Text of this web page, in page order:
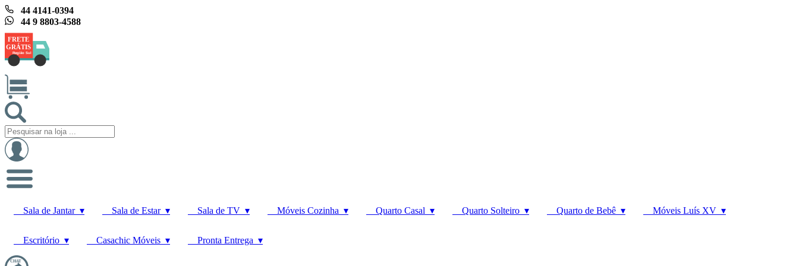
44 4141-0394
44 9 8803-4588
FRETE
GRÁTIS
Região Sul
Sala de Jantar ▾ Sala de Estar ▾ Sala de TV ▾ Móveis Cozinha ▾ Quarto Casal ▾ Quarto Solteiro ▾ Quarto de Bebê ▾ Móveis Luís XV ▾
Escritório ▾ Casachic Móveis ▾ Pronta Entrega ▾
CHAT